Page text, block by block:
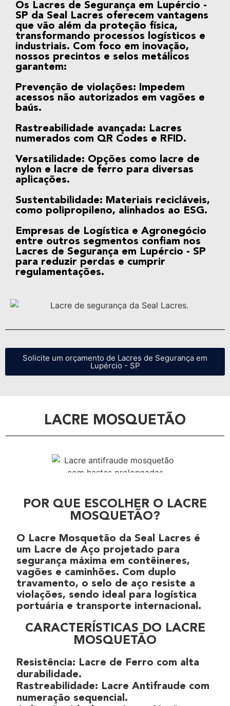
Os Lacres de Segurança em Lupércio -
SP da Seal Lacres oferecem vantagens
que vão além da proteção física,
transformando processos logísticos e
industriais. Com foco em inovação,
nossos precintos e selos metálicos
garantem:
Prevenção de violações: Impedem
acessos não autorizados em vagões e
baús.
Rastreabilidade avançada: Lacres
numerados com QR Codes e RFID.
Versatilidade: Opções como lacre de
nylon e lacre de ferro para diversas
aplicações.
Sustentabilidade: Materiais recicláveis,
como polipropileno, alinhados ao ESG.
Empresas de Logística e Agronegócio
entre outros segmentos confiam nos
Lacres de Segurança em Lupércio - SP
para reduzir perdas e cumprir
regulamentações.
Solicite um orçamento de Lacres de Segurança em
Lupércio - SP
LACRE MOSQUETÃO
POR QUE ESCOLHER O LACRE
MOSQUETÃO?
O Lacre Mosquetão da Seal Lacres é
um Lacre de Aço projetado para
segurança máxima em contêineres,
vagões e caminhões. Com duplo
travamento, o selo de aço resiste a
violações, sendo ideal para
logística
portuária e transporte internacional .
CARACTERÍSTICAS DO LACRE
MOSQUETÃO
Resistência: Lacre de Ferro com alta
durabilidade.
Rastreabilidade: Lacre Antifraude com
numeração sequencial .